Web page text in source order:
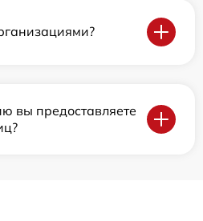
вы предоставляете